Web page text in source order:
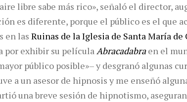
libre sabe más rico», señaló el director,
es diferente, porque el público es el que
en las Ruinas de la Iglesia de Santa María de
por exhibir su películaAbracadabraen el
público posible»– y desgranó algunas
a un asesor de hipnosis y me enseñó
una breve sesión de hipnotismo,